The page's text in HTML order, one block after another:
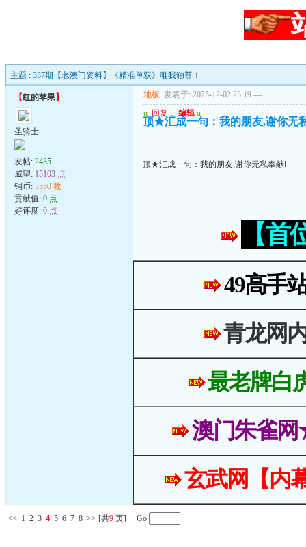
主题 : 337期【老澳门资料】《精准单双》唯我独尊！
【红的苹果】
圣骑士
发帖: 2435
威望: 15103 点
铜币: 3550 枚
贡献值: 0 点
好评度: 0 点
地板 发表于: 2025-12-02 23:19 ---
u 回复 u 编辑 u
顶★汇成一句：我的朋友,谢你无
顶★汇成一句：我的朋友,谢你无私奉献!
【
49高手
青龙网
最老牌白
澳门朱雀
玄武网【内
<< 1 2 3 4 5 6 7 8 >> [共9 页] Go